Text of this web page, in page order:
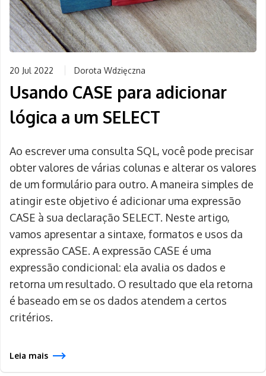
20 Jul 2022 Dorota Wdzięczna
Usando CASE para adicionar
lógica a um SELECT
Ao escrever uma consulta SQL, você pode precisar
obter valores de várias colunas e alterar os valores
de um formulário para outro. A maneira simples de
atingir este objetivo é adicionar uma expressão
CASE à sua declaração SELECT. Neste artigo,
vamos apresentar a sintaxe, formatos e usos da
expressão CASE. A expressão CASE é uma
expressão condicional: ela avalia os dados e
retorna um resultado. O resultado que ela retorna
é baseado em se os dados atendem a certos
critérios.
Leia mais